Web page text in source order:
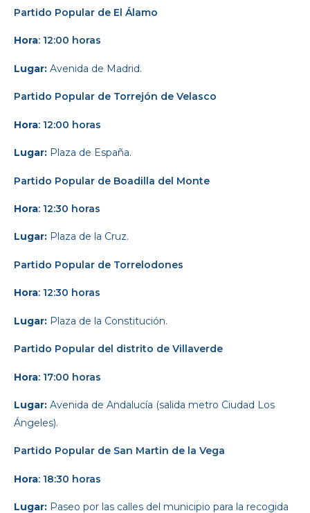
Partido Popular de El Álamo
Hora: 12:00 horas
Lugar: Avenida de Madrid.
Partido Popular de Torrejón de Velasco
Hora: 12:00 horas
Lugar: Plaza de España.
Partido Popular de Boadilla del Monte
Hora: 12:30 horas
Lugar: Plaza de la Cruz.
Partido Popular de Torrelodones
Hora: 12:30 horas
Lugar: Plaza de la Constitución.
Partido Popular del distrito de Villaverde
Hora: 17:00 horas
Lugar: Avenida de Andalucía (salida metro Ciudad Los
Ángeles).
Partido Popular de San Martin de la Vega
Hora: 18:30 horas
Lugar: Paseo por las calles del municipio para la recogida